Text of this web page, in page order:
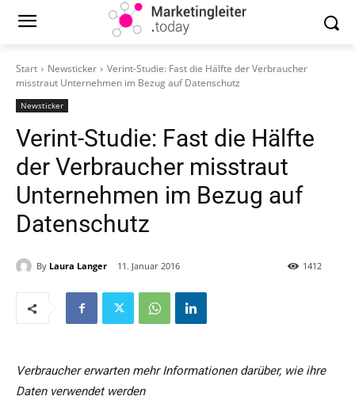
Start Newsticker
Verint-Studie: Fast die Hälfte der Verbraucher
misstraut Unternehmen im Bezug auf Datenschutz
Newsticker
Verint-Studie: Fast die Hälfte
der Verbraucher misstraut
Unternehmen im Bezug auf
Datenschutz
By Laura Langer 11. Januar 2016 1412
Verbraucher erwarten mehr Informationen darüber, wie ihre
Daten verwendet werden